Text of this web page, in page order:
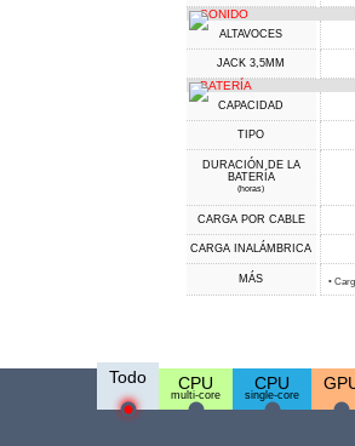
SONIDO
ALTAVOCES
JACK 3,5MM
BATERÍA
CAPACIDAD
TIPO
DURACIÓN DE LA
BATERÍA
(horas)
CARGA POR CABLE
CARGA INALÁMBRICA
MÁS •
Todo CPU
multi-core
CPU
single-core